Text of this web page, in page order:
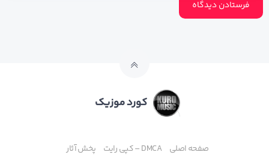
کورد موزیک
صفحه اصلی DMCA – کپی رایت پخش آثار